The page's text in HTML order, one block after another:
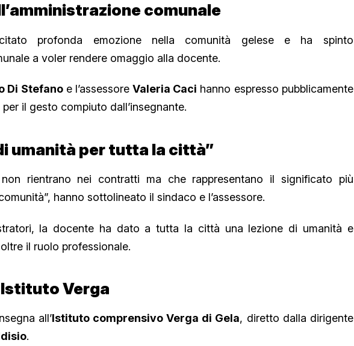
comunale
profonda emozione nella comunità gelese e ha spinto
a voler rendere omaggio alla docente.
Di Stefanoe l’assessoreValeria Caci hanno espresso pubblicamente
il gesto compiuto dall’insegnante.
umanità per tutta la città”
rientrano nei contratti ma che rappresentano il significato più
hanno sottolineato il sindaco e l’assessore.
la docente ha dato a tutta la città una lezione di umanità e
il ruolo professionale.
Verga
all’Istituto comprensivo Verga di Gela, diretto dalla dirigente
.